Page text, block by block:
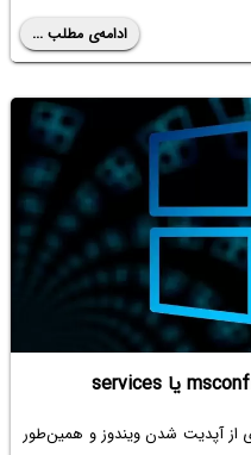
ادامه‌ی مطلب ...
از آپدیت شدن ویندوز و همین‌طور